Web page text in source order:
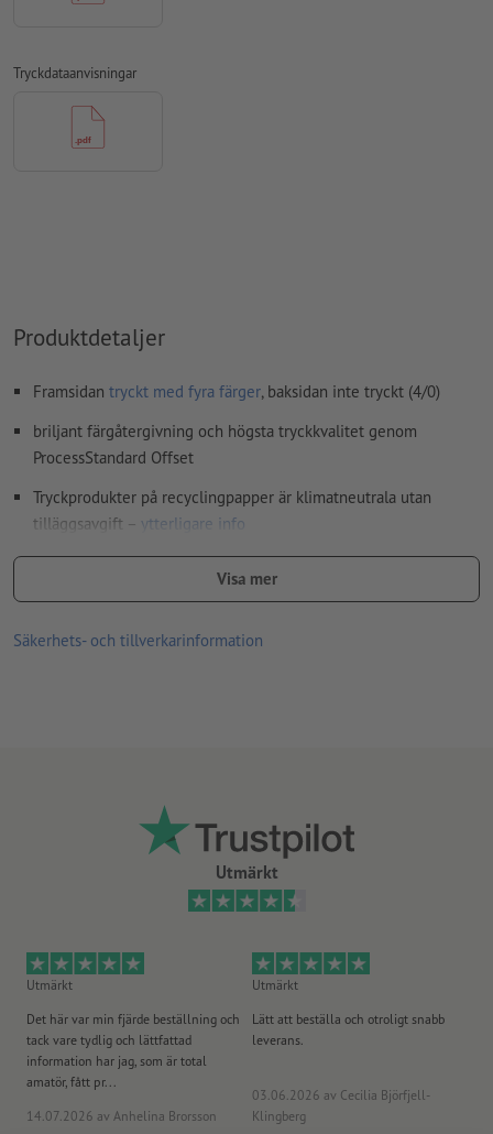
färgläge:CMYK, FOGRA51 (PSO Coated v3) för bestruket papper,
FOGRA52 (PSO Uncoated v3 FOGRA52) för obestruket papper
stavfel och sättningsfel
Hur skapar jag utskriftsdata korrekt?
Tryckdataanvisningar
Produktdetaljer
Framsidan tryckt med fyra färger, baksidan inte tryckt (4/0)
briljant färgåtergivning och högsta tryckkvalitet genom
ProcessStandard Offset
Tryckprodukter på recyclingpapper är klimatneutrala utan
tilläggsavgift – ytterligare info
Formatrekommendationer:
A 65, A5 och vykortsstorlek A6 för skyltfönster, eftersom de
väcka nyfikenhet
Ju högre ytvikt, desto högre styrka och opacitet på papperet
Vilket papper är det riktiga? Vår materialrådgivare
Upptäck våraflyers med förädlingeller våra miljövänliga flyers
Visa mer
Säkerhets- och tillverkarinformation
Utmärkt
Utmärkt
Det här var min fjärde beställning och
tack vare tydlig och lättfattad
information har jag, som är total
amatör, fått pr...
14.07.2026 av Anhelina Brorsson
Utmärkt
Lätt att beställa och otroligt snabb
leverans.
03.06.2026 av Cecilia Björfjell-
Klingberg